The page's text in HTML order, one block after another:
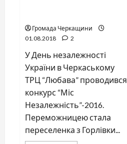
Громада Черкащини
01.08.2018
2
У День незалежності
України в Черкаському
ТРЦ “Любава” проводився
конкурс “Міс
Незалежність”-2016.
Переможницею стала
переселенка з Горлівки...